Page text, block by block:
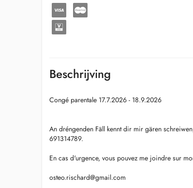
Beschrijving
Congé parentale 17.7.2026 - 18.9.2026
An dréngenden Fäll kennt dir mir gären
691314789.
En cas d'urgence, vous pouvez me joindre sur
osteo.rischard@gmail.com